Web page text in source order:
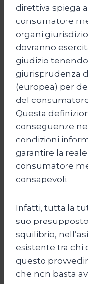
direttiva spiega
consumatore
organi
dovranno
giudizio
giurisprudenza
(europea) per
del
Questa
conseguenze
condizioni
garantire la
consumatore
consapevoli.
Infatti, tutta la
suo
squilibrio,
esistente tra chi
questo
che non basta